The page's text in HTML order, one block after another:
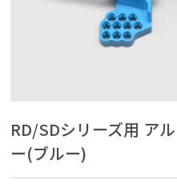
RD/SDシリーズ用 ア
ー(ブルー)